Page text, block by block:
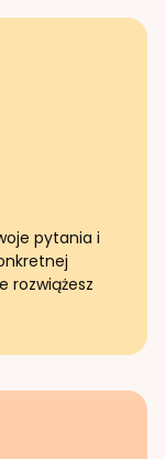
pytania i
rozwiążesz